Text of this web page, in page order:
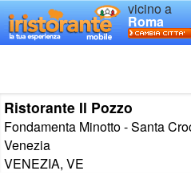
vicino a
Roma
Ristorante Il Pozzo
Fondamenta Minotto - Santa
Venezia
VENEZIA, VE